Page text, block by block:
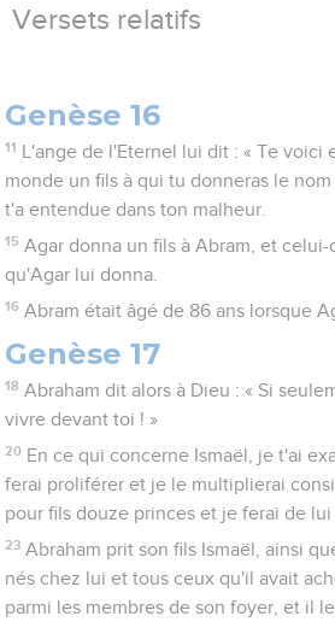
Versets relatifs
Genèse 16
11
L'ange de l'Eternel lui dit : « Te voici
monde un fils à qui tu donneras le nom
t'a entendue dans ton malheur.
15 Agar donna un fils à Abram, et
qu'Agar lui donna.
16 Abram était âgé de 86 ans lorsque
Genèse 17
18 Abraham dit alors à Dieu : « Si
vivre devant toi ! »
20 En ce qui concerne Ismaël, je t'ai
ferai proliférer et je le multiplierai
pour fils douze princes et je ferai de lui
23 Abraham prit son fils Ismaël, ainsi
nés chez lui et tous ceux qu'il avait
parmi les membres de son foyer, et il